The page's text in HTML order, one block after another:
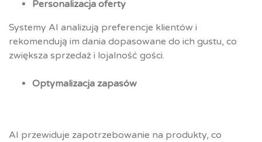
Personalizacja oferty
Systemy AI analizują preferencje klientów i
rekomendują im dania dopasowane do ich gustu, co
zwiększa sprzedaż i lojalność gości.
Optymalizacja zapasów
AI przewiduje zapotrzebowanie na produkty, co